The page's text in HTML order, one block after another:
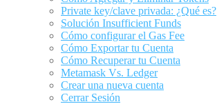
Private key/clave privada: ¿Qué es?
Solución Insufficient Funds
Cómo configurar el Gas Fee
Cómo Exportar tu Cuenta
Cómo Recuperar tu Cuenta
Metamask Vs. Ledger
Crear una nueva cuenta
Cerrar Sesión